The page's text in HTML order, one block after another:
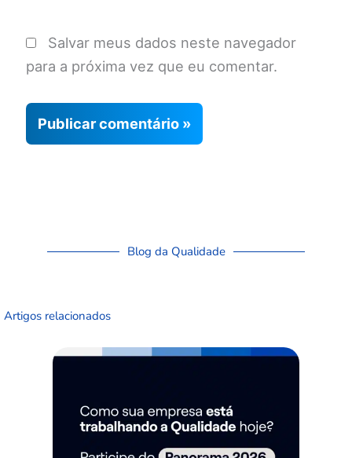
Salvar meus dados neste navegador
para a próxima vez que eu comentar.
Blog da Qualidade
Artigos relacionados